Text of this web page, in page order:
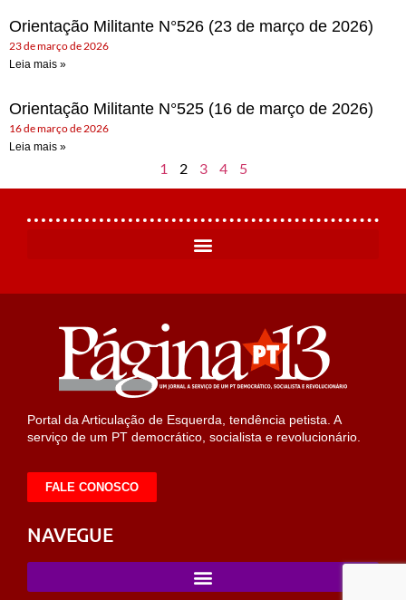
Orientação Militante N°526 (23 de março de 2026)
23 de março de 2026
Leia mais »
Orientação Militante N°525 (16 de março de 2026)
16 de março de 2026
Leia mais »
1 2 3 4 5
Portal da Articulação de Esquerda, tendência petista. A
serviço de um PT democrático, socialista e revolucionário.
FALE CONOSCO
NAVEGUE